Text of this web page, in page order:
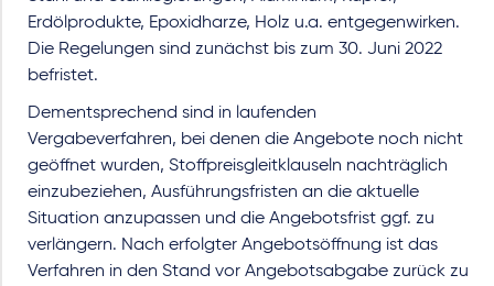
Erdölprodukte, Epoxidharze, Holz u.a. entgegenwirken.
Die Regelungen sind zunächst bis zum 30. Juni 2022
befristet.
Dementsprechend sind in laufenden
Vergabeverfahren, bei denen die Angebote noch nicht
geöffnet wurden, Stoffpreisgleitklauseln nachträglich
einzubeziehen, Ausführungsfristen an die aktuelle
Situation anzupassen und die Angebotsfrist ggf. zu
verlängern. Nach erfolgter Angebotsöffnung ist das
Verfahren in den Stand vor Angebotsabgabe zurück zu